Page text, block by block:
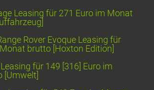
Leasing für 271 Euro im Monat
Rover Evoque Leasing für
brutto [Hoxton Edition]
für 149 [316] Euro im
[Umwelt]